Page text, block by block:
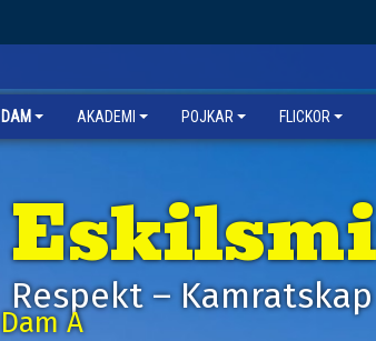
DAM AKADEMI POJKAR FLICKOR
Respekt –
Dam A